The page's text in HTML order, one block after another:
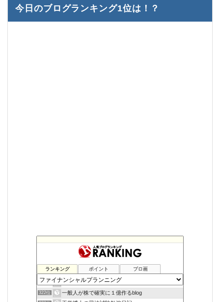
今日のブログランキング1位は！？
ランキング ポイント ブロ画
320位 金持ち父さんになりたいな
321位 大学生の副業生活
322位 一般人が株で確実に１億作るblog